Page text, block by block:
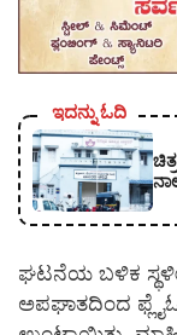
ಇದನ್ನು ಓದಿ
ಘಟನೆಯ ಬಳಿಕ
ಅಪಘಾತದಿಂದ